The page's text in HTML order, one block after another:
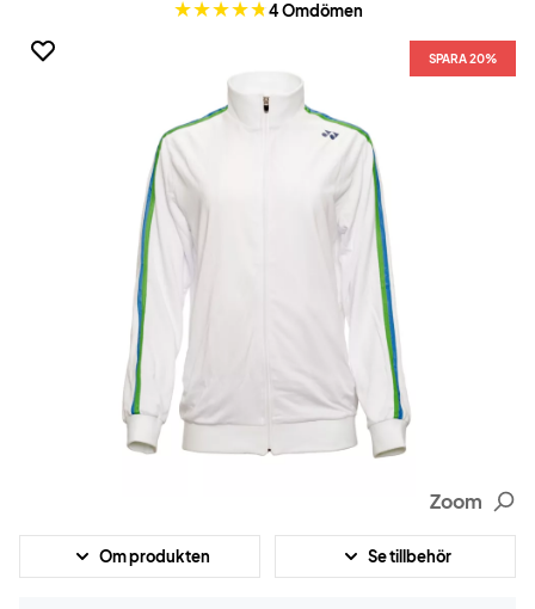
4 Omdömen
SPARA 20%
Zoom
Om produkten Se tillbehör